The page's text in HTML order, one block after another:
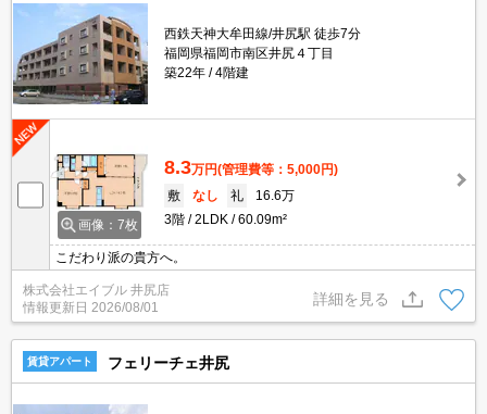
西鉄天神大牟田線/井尻駅 徒歩7分
福岡県福岡市南区井尻４丁目
築22年
4階建
画像：7枚
8.3万円(管理費等：5,000円)
敷
なし 礼
16.6万
3階
2LDK 60.09m²
こだわり派の貴方へ。
株式会社エイブル 井尻店
情報更新日 2026/08/01
詳細を見る
賃貸アパート フェリーチェ井尻